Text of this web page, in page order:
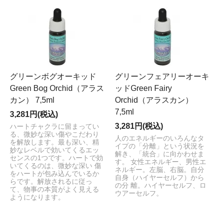
グリーンボグオーキッド
Green Bog Orchid（アラス
カン） 7,5ml
3,281円(税込)
ハートチャクラに留まってい
る、微妙な深い傷やこだわり
を解放します。最も深い、精
妙なレベルで効いてくるエッ
センスの1つです。ハートで効
いてくるのは、微妙な深い 傷
をハートが包み込んでいるか
らです。解放されるに従っ
て、物事の本質がよく見える
ようになります。
グリーンフェアリーオーキ
ッドGreen Fairy
Orchid（アラスカン）
7,5ml
3,281円(税込)
人のエネルギーのいろんなタ
イプの「分離」という状況を
解き、「統合」に向かわせま
す。 女性エネルギー、男性エ
ネルギー。左脳、右脳。自分
自身（ハイヤーセルフ）から
の分 離。ハイヤーセルフ、ロ
ウアーセルフ。